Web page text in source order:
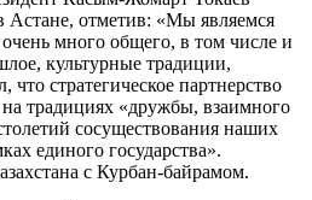
Астане, отметив: «Мы являемся
много общего, в том числе и
культурные традиции,
что стратегическое партнерство
традициях «дружбы, взаимного
сосуществования наших
единого государства».
с Курбан-байрамом.